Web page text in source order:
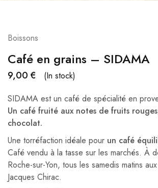
Boissons
Café en grains – SIDAMA
9,00 €
(In stock)
SIDAMA est un café de spécialité en
Un café fruité aux notes de fruits
chocolat.
Une torréfaction idéale pour un café
Café vendu à la tasse sur les marchés. À
Roche-sur-Yon, tous les samedis matins
Jacques Chirac.